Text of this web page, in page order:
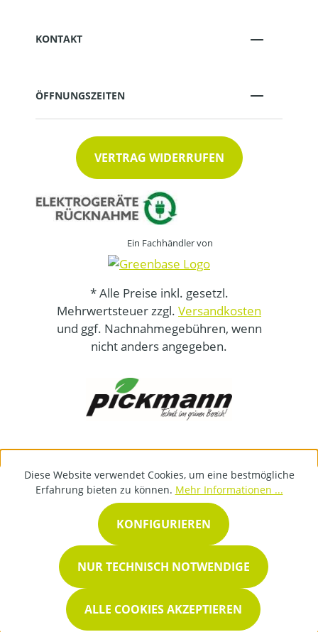
KONTAKT
ÖFFNUNGSZEITEN
VERTRAG WIDERRUFEN
Ein Fachhändler von
* Alle Preise inkl. gesetzl.
Mehrwertsteuer zzgl. Versandkosten
und ggf. Nachnahmegebühren, wenn
nicht anders angegeben.
Diese Website verwendet Cookies, um eine bestmögliche
Erfahrung bieten zu können. Mehr Informationen ...
NUR TECHNISCH NOTWENDIGE
KONFIGURIEREN
ALLE COOKIES AKZEPTIEREN